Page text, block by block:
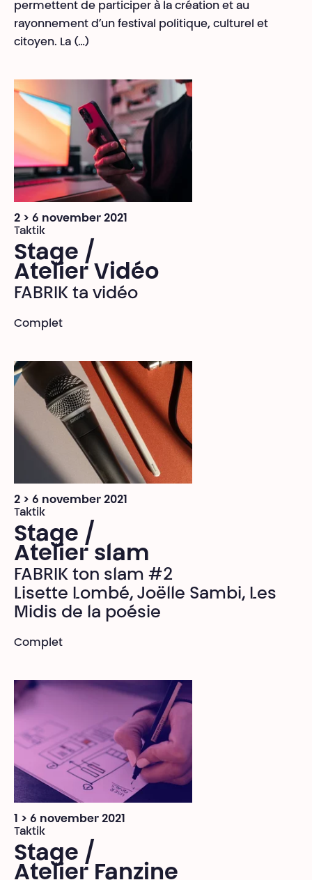
permettent de participer à la création et au
rayonnement d’un festival politique, culturel et
citoyen. La (…)
2 > 6 november 2021
Taktik
Stage /
Atelier Vidéo
FABRIK ta vidéo
Complet
2 > 6 november 2021
Taktik
Stage /
Atelier slam
FABRIK ton slam #2
Lisette Lombé, Joëlle Sambi, Les
Midis de la poésie
Complet
1 > 6 november 2021
Taktik
Stage /
Atelier Fanzine